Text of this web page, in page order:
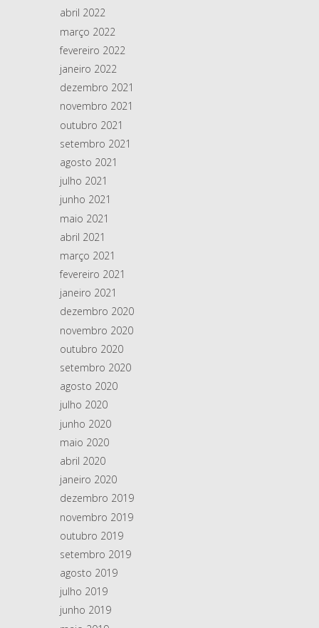
abril 2022
março 2022
fevereiro 2022
janeiro 2022
dezembro 2021
novembro 2021
outubro 2021
setembro 2021
agosto 2021
julho 2021
junho 2021
maio 2021
abril 2021
março 2021
fevereiro 2021
janeiro 2021
dezembro 2020
novembro 2020
outubro 2020
setembro 2020
agosto 2020
julho 2020
junho 2020
maio 2020
abril 2020
janeiro 2020
dezembro 2019
novembro 2019
outubro 2019
setembro 2019
agosto 2019
julho 2019
junho 2019